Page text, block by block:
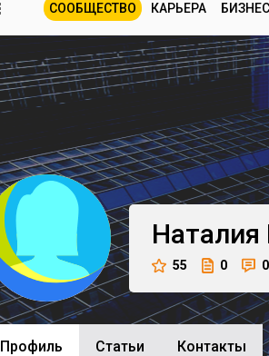
СООБЩЕСТВО КАРЬЕРА
Наталия
55 0 0
Профиль Cтатьи Контакты